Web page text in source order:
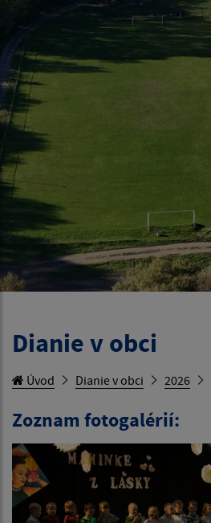
Dianie v obci
Úvod Dianie v obci 2026
Zoznam fotogalérií: